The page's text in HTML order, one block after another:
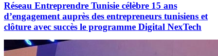
Réseau Entreprendre Tunisie célèbre 15 ans
d’engagement auprès des entrepreneurs tunisiens et
clôture avec succès le programme Digital NexTech